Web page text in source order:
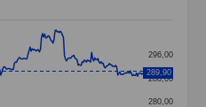
points.
categories.
280,00
288,00
296,00
289,90